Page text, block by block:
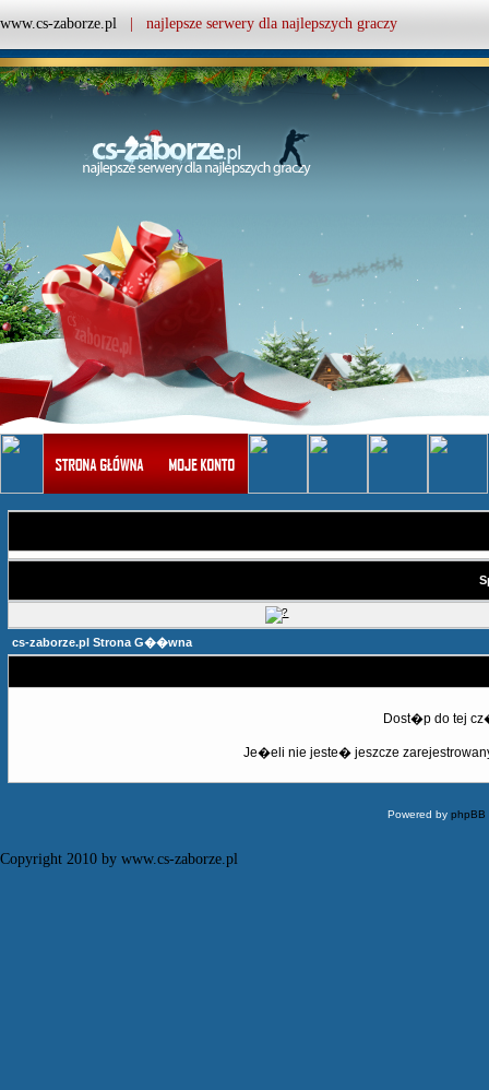
www.cs-zaborze.pl | najlepsze serwery dla najlepszych graczy
cs-zaborze.pl Strona G��wna
Dost�p do tej
Je�eli nie jeste� jeszcze
Powered byphpBB
Copyright 2010 by www.cs-zaborze.pl